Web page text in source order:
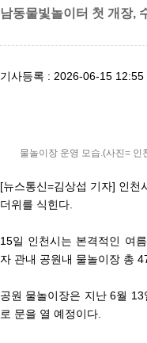
남동물빛놀이터 첫 개장,
기사등록 : 2026-06-15 12:55
물놀이장 운영 모습.(사진= 인
[뉴스통신=김상섭 기자] 인천
더위를 식힌다.
15일 인천시는 본격적인 여
자 관내 공원내 물놀이장 총
공원 물놀이장은 지난 6월
로 문을 열 예정이다.